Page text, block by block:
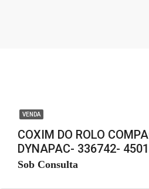
VENDA
COXIM DO ROLO
DYNAPAC- 336742-
Sob Consulta